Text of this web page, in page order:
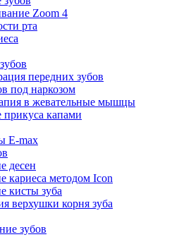
Zoom 4
рта
передних зубов
под наркозом
в жевательные мышцы
прикуса капами
E-max
десен
кариеса методом Icon
кисты зуба
верхушки корня зуба
зубов